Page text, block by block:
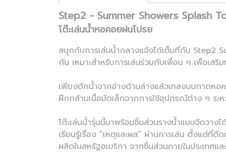
Step2 - Summer Showers Splash
โต๊ะเล่นน้ำหอคอยฝนโปรย
สนุกกับการเล่นน้ำกลางแจ้งได้เต็มที่กับ Step2
กัน เหมาะสำหรับการเล่นร่วมกับเพื่อน ๆ เพื่อเสริ
เพียงตักน้ำจากอ่างด้านล่างแล้วเทลงบนถาดห
ฝึกกล้ามเนื้อมัดเล็กจากการใช้อุปกรณ์ต่าง ๆ ระห
โต๊ะเล่นน้ำรุ่นนี้มาพร้อมชิ้นส่วนรางน้ำแบบจัดวา
เรียนรู้เรื่อง “เหตุและผล” ผ่านการเล่น ตั้งแต่ที่
ผลิตในสหรัฐอเมริกา จากชิ้นส่วนภายในประเทศแล